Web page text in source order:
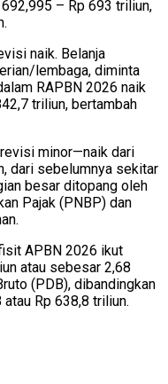
– Rp 693 triliun,
naik. Belanja
lembaga, diminta
RAPBN 2026 naik
triliun, bertambah
minor—naik dari
dari sebelumnya sekitar
besar ditopang oleh
Pajak (PNBP) dan
APBN 2026 ikut
atau sebesar 2,68
(PDB), dibandingkan
Rp 638,8 triliun.